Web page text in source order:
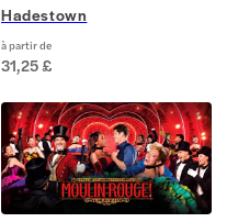
Hadestown
à partir de
31,25 £